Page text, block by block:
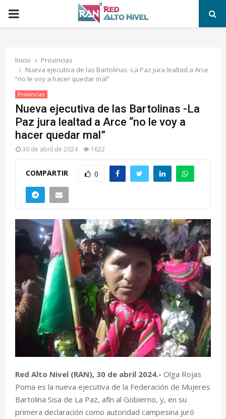
PRIMARY
Inicio
Provincias
Nueva ejecutiva de las Bartolinas -La Paz jura lealtad a Arce
“no le voy a hacer quedar mal”
Provincias
Nueva ejecutiva de las Bartolinas -La
Paz jura lealtad a Arce “no le voy a
hacer quedar mal”
30 de abril de 2024 1622
COMPARTIR 0
Red Alto Nivel (RAN), 30 de abril 2024.- Olga Rojas
Poma es la nueva ejecutiva de la Federación de Mujeres
Bartolina Sisa de La Paz, afín al Gobierno, y, en su
primera declaración como autoridad campesina juró